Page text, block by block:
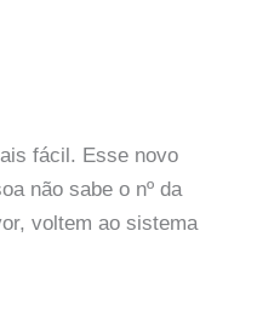
fácil. Esse novo
não sabe o nº da
voltem ao sistema